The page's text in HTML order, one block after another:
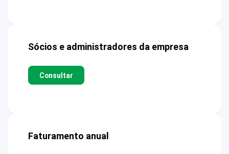
Sócios e administradores da empresa
Consultar
Faturamento anual